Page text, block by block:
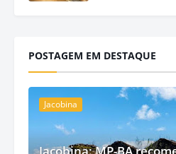
POSTAGEM EM DESTAQUE
Jacobina
Jacobina: MP-BA